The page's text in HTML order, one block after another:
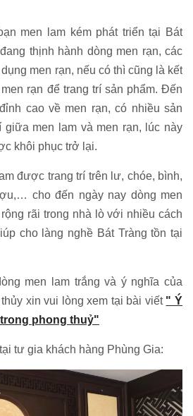
men lam kém phát triển tại Bát
thịnh hành dòng men rạn, các
men rạn, nếu có thì cũng là kết
rạn để trang trí sản phẩm. Đến
cao về men rạn, có nhiều sản
giữa men lam và men rạn, lúc này
khôi phục trở lại.
được trang trí trên lư, chóe, bình,
cho đến ngày nay dòng men
rãi trong nhà lò với nhiều cách
cho làng nghề Bát Tràng tồn tại
men lam trắng và ý nghĩa của
xin vui lòng xem tại bài viết " Ý
phong thuỷ"
tư gia khách hàng Phùng Gia: